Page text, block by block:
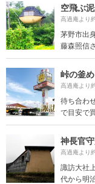
空飛ぶ
高過庵より
茅野市出
藤森照信
峠の釜
高過庵より
待ち合わ
で目安で
神長官
高過庵より
諏訪大社
代から明